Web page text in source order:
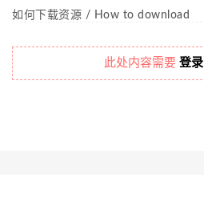
如何下载资源 / How to download
此处内容需要 登录